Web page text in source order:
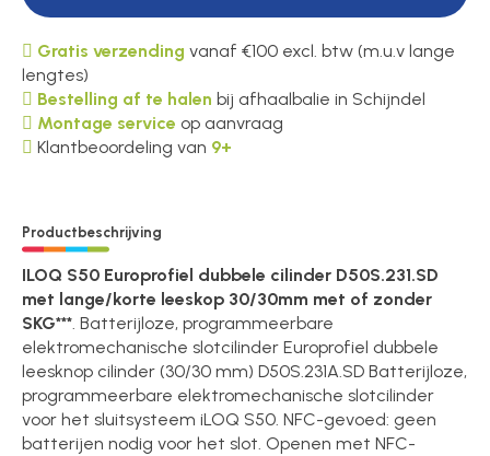
Gratis verzending vanaf €100 excl. btw (m.u.v lange
lengtes)
Bestelling af te halen bij afhaalbalie in Schijndel
Montage service op aanvraag
Klantbeoordeling van 9+
Productbeschrijving
ILOQ S50 Europrofiel dubbele cilinder D50S.231.SD
met lange/korte leeskop 30/30mm met of zonder
SKG***. Batterijloze, programmeerbare
elektromechanische slotcilinder Europrofiel dubbele
leesknop cilinder (30/30 mm) D50S.231A.SD Batterijloze,
programmeerbare elektromechanische slotcilinder
voor het sluitsysteem iLOQ S50. NFC-gevoed: geen
batterijen nodig voor het slot. Openen met NFC-